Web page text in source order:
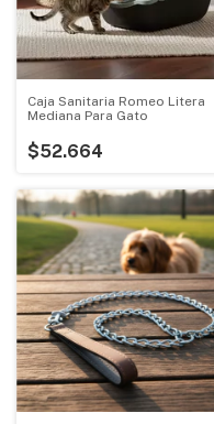
Caja Sanitaria Romeo Litera
Mediana Para Gato
$52.664